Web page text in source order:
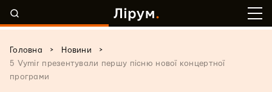
Головна > Новини
>
5 Vymir презентували першу пісню нової концертної
програми